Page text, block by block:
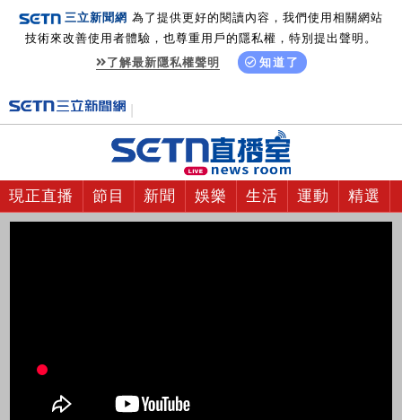
三立新聞網 為了提供更好的閱讀內容，我們使用相關網站
技術來改善使用者體驗，也尊重用戶的隱私權，特別提出聲明。
了解最新隱私權聲明
知道了
現正直播 節目 新聞 娛樂 生活 運動 精選